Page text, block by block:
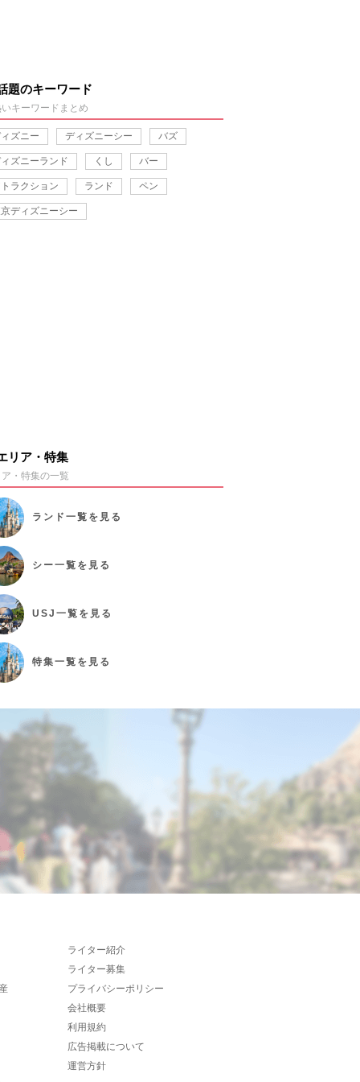
題のキーワード
キーワードまとめ
ズニー ディズニーシー バズ
ズニーランド くし バー
ラクション ランド ペン
ディズニーシー
リア・特集
・特集の一覧
ランド 一覧を見る
シー一覧を見る
USJ 一覧を見る
特集一覧を見る
ライター紹介
ライター募集
プライバシーポリシー
会社概要
利用規約
広告掲載について
運営方針